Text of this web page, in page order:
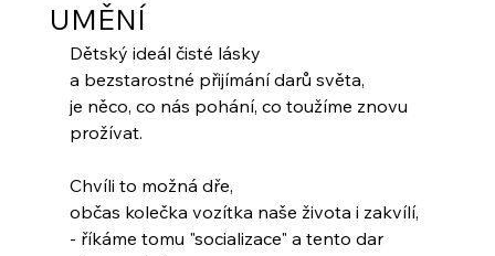
UMĚNÍ
Dětský ideál čisté lásky
a bezstarostné přijímání darů světa,
je něco, co nás pohání, co toužíme znovu
prožívat.
Chvíli to možná dře,
občas kolečka vozítka naše života i zakvílí,
- říkáme tomu "socializace" a tento dar